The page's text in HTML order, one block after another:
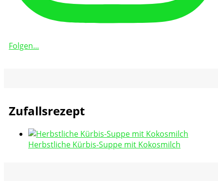
Folgen...
Zufallsrezept
Herbstliche Kürbis-Suppe mit Kokosmilch